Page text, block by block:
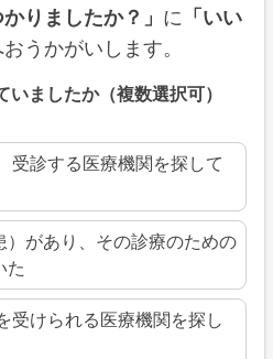
りましたか？」 に 「いい
うかがいします。
ましたか（複数選択可）
受診する医療機関を探して
があり、その診療のための
た
受けられる医療機関を探し